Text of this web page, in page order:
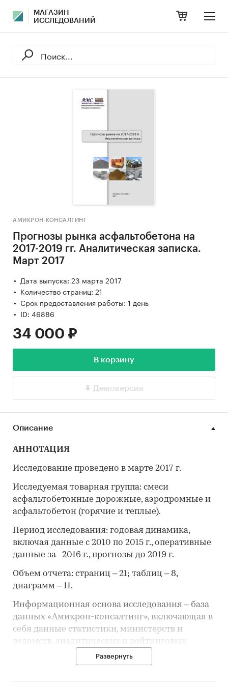
МАГАЗИН
ИССЛЕДОВАНИЙ
АМИКРОН-КОНСАЛТИНГ
Прогнозы рынка асфальтобетона на
2017-2019 гг. Аналитическая записка.
Март 2017
Дата выпуска: 23 марта 2017
Количество страниц: 21
Срок предоставления работы: 1 день
ID: 46886
34 000 ₽
В корзину
Демоверсия
Описание
АННОТАЦИЯ
Исследование проведено в марте 2017 г.
Исследуемая товарная группа: смеси
асфальтобетонные дорожные, аэродромные и
асфальтобетон (горячие и теплые).
Период исследования: годовая динамика,
включая данные с 2010 по 2015 г., оперативные
данные за 2016 г., прогнозы до 2019 г.
Объем отчета: страниц – 21; таблиц – 8,
диаграмм – 11.
Информационная основа исследования – база
данных «Амикрон-консалтинг», включающая в
себя данные статистики, министерств и
ведомств, аналитических и рейтинговых
агентств, собственные расчеты и оценки.
Развернуть